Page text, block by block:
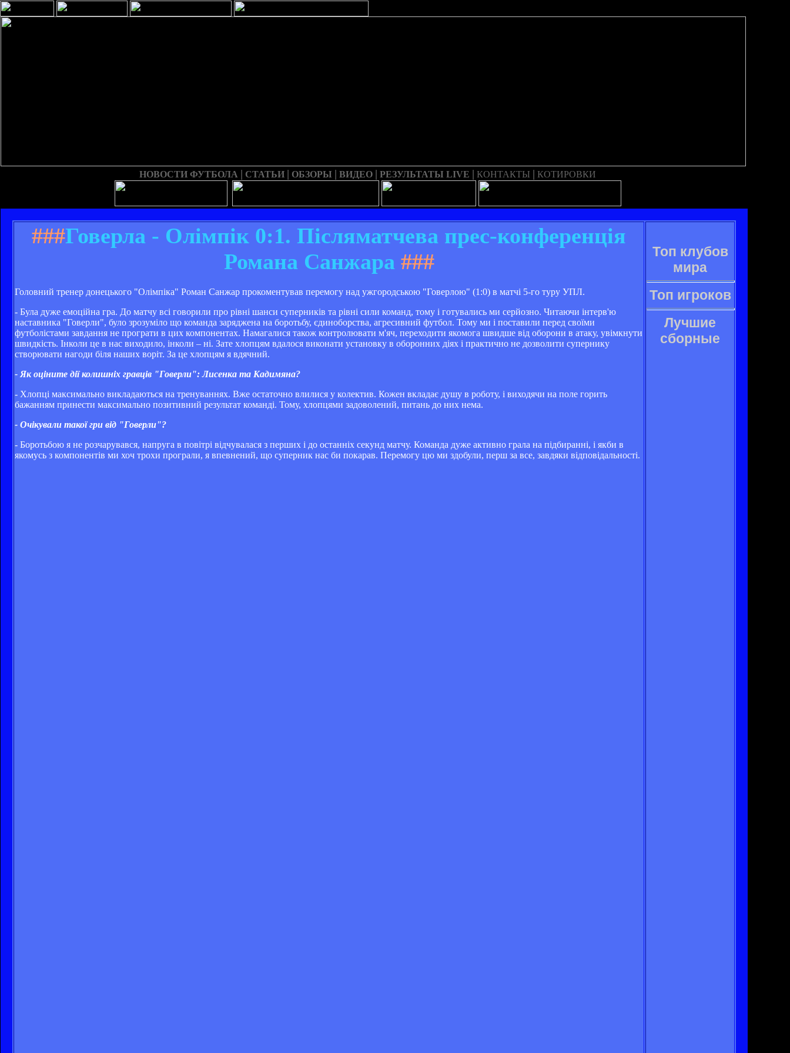
НОВОСТИ ФУТБОЛА | СТАТЬИ | ОБЗОРЫ | ВИДЕО | РЕЗУЛЬТАТЫ LIVE | КОНТАКТЫ | КОТИРОВКИ
###Говерла - Олімпік 0:1. Післяматчева прес-конференція
Романа Санжара ###
Головний тренер донецького "Олімпіка" Роман Санжар прокоментував перемогу над ужгородською "Говерлою" (1:0) в матчі 5-го туру УПЛ.
- Була дуже емоційна гра. До матчу всі говорили про рівні шанси суперників та рівні сили команд, тому і готувались ми серйозно. Читаючи інтерв'ю
наставника "Говерли", було зрозуміло що команда заряджена на боротьбу, єдиноборства, агресивний футбол. Тому ми і поставили перед своїми
футболістами завдання не програти в цих компонентах. Намагалися також контролювати м'яч, переходити якомога швидше від оборони в атаку, увімкнути
швидкість. Інколи це в нас виходило, інколи – ні. Зате хлопцям вдалося виконати установку в оборонних діях і практично не дозволити супернику
створювати нагоди біля наших воріт. За це хлопцям я вдячний.
- Як оціните дії колишніх гравців "Говерли": Лисенка та Кадимяна?
- Хлопці максимально викладаються на тренуваннях. Вже остаточно влилися у колектив. Кожен вкладає душу в роботу, і виходячи на поле горить
бажанням принести максимально позитивний результат команді. Тому, хлопцями задоволений, питань до них нема.
- Очікували такої гри від "Говерли"?
- Боротьбою я не розчарувався, напруга в повітрі відчувалася з перших і до останніх секунд матчу. Команда дуже активно грала на підбиранні, і якби в
якомусь з компонентів ми хоч трохи програли, я впевнений, що суперник нас би покарав. Перемогу цю ми здобули, перш за все, завдяки відповідальності.
Топ клубов
мира
Топ игроков
Лучшие
сборные